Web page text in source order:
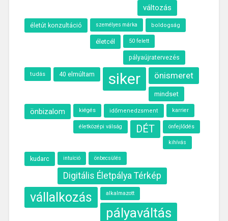
változás
életút konzultáció személyes márka boldogság
életcél 50 felett
pályaújratervezés
tudás 40 elmúltam siker önismeret
mindset
önbizalom kiégés időmenedzsment karrier
életközépi válság DÉT önfejlődés
kihívás
kudarc intuíció önbecsülés
Digitális Életpálya Térkép
vállalkozás alkalmazott
pályaváltás